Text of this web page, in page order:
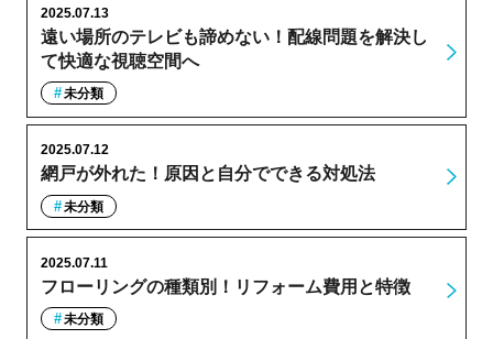
遠い場所のテレビも諦めない！配線問題を解決し
て快適な視聴空間へ
2025.07.13
未分類
網戸が外れた！原因と自分でできる対処法
2025.07.12
未分類
フローリングの種類別！リフォーム費用と特徴
2025.07.11
未分類